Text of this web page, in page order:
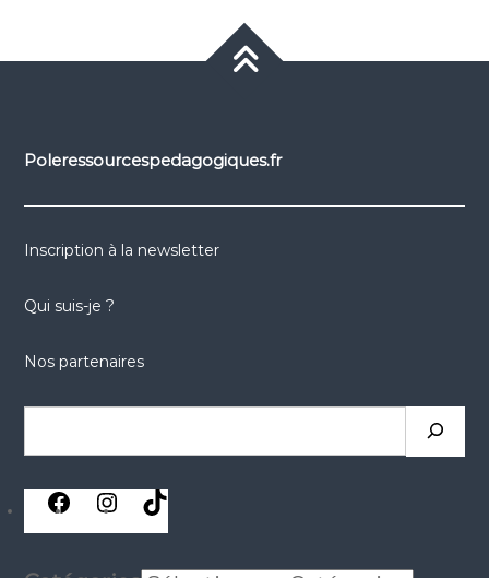
Poleressourcespedagogiques.fr
Inscription à la newsletter
Qui suis-je ?
Nos partenaires
réseaux réseaux
sociaux
réseaux